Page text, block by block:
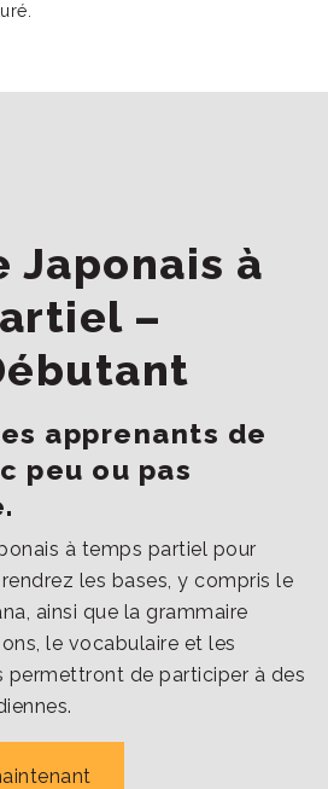
Japonais à
–
apprenants de
peu ou pas
à temps partiel pour
les bases, y compris le
ainsi que la grammaire
le vocabulaire et les
permettront de participer à des